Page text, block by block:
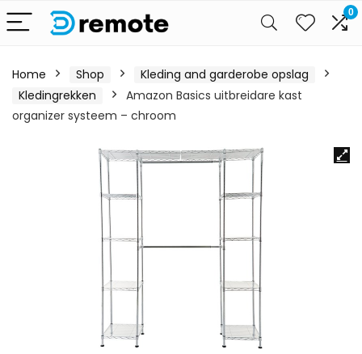
0
Home Shop
Kleding and garderobe opslag
Kledingrekken
Amazon Basics uitbreidare kast
organizer systeem – chroom